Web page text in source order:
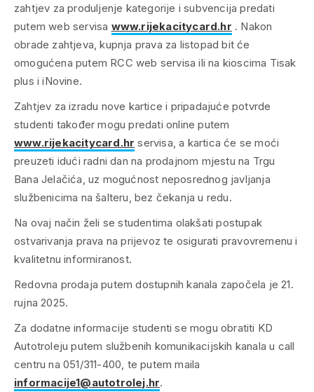
zahtjev za produljenje kategorije i subvencija predati
putem web servisa www.rijekacitycard.hr . Nakon
obrade zahtjeva, kupnja prava za listopad bit će
omogućena putem RCC web servisa ili na kioscima Tisak
plus i iNovine.
Zahtjev za izradu nove kartice i pripadajuće potvrde
studenti također mogu predati online putem
www.rijekacitycard.hr servisa, a kartica će se moći
preuzeti idući radni dan na prodajnom mjestu na Trgu
Bana Jelačića, uz mogućnost neposrednog javljanja
službenicima na šalteru, bez čekanja u redu.
Na ovaj način želi se studentima olakšati postupak
ostvarivanja prava na prijevoz te osigurati pravovremenu i
kvalitetnu informiranost.
Redovna prodaja putem dostupnih kanala započela je 21.
rujna 2025.
Za dodatne informacije studenti se mogu obratiti KD
Autotroleju putem službenih komunikacijskih kanala u call
centru na 051/311-400, te putem maila
informacije1@autotrolej.hr.